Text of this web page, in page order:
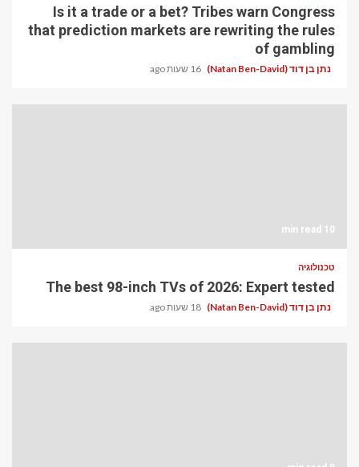
Is it a trade or a bet? Tribes warn Congress
that prediction markets are rewriting the rules
of gambling
נתן בן דוד (Natan Ben-David) 16 שעות ago
10 min read
טכנולוגיה
The best 98-inch TVs of 2026: Expert tested
נתן בן דוד (Natan Ben-David) 18 שעות ago